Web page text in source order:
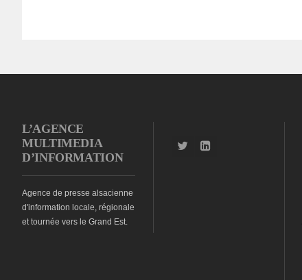
L’AGENCE
MULTIMEDIA
D’INFORMATION
Agence de presse alsacienne
d'information locale, régionale
et tournée vers le Grand Est.